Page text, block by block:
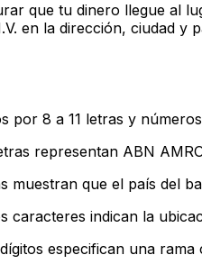
que tu dinero llegue al
en la dirección, ciudad
por 8 a 11 letras y
representan ABN
muestran que el país del
caracteres indican la
especifican una